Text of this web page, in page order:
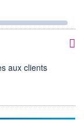
aux clients